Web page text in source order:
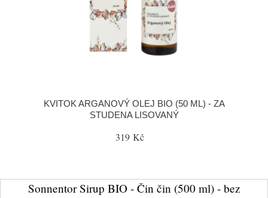
KVITOK ARGANOVÝ OLEJ BIO (50 ML) - ZA
STUDENA LISOVANÝ
319 Kč
Sonnentor Sirup BIO - Čin čin (500 ml) - bez